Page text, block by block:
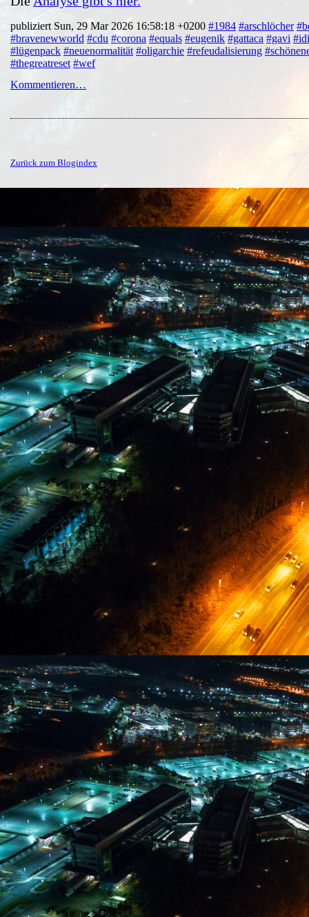
publiziert Sun, 29 Mar 2026 16:58:18 +0200 #1984 #arschlöcher
#bravenewworld #cdu #corona #equals #eugenik #gattaca #gavi
#lügenpack #neuenormalität #oligarchie #refeudalisierung
#thegreatreset #wef
Kommentieren…
Zurück zum Blogindex